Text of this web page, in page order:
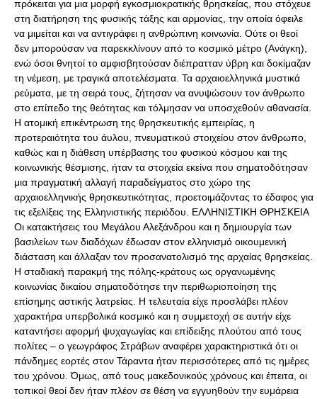
πρόκειται για μια μορφή εγκοσμιοκρατικής θρησκείας, που στόχευε
στη διατήρηση της φυσικής τάξης και αρμονίας, την οποία όφειλε
να μιμείται και να αντιγράφει η ανθρώπινη κοινωνία. Ούτε οι θεοί
δεν μπορούσαν να παρεκκλίνουν από το κοσμικό μέτρο (Ανάγκη),
ενώ όσοι θνητοί το αμφισβητούσαν διέπρατταν ύβρη και δοκίμαζαν
τη νέμεση, με τραγικά αποτελέσματα. Τα αρχαιοελληνικά μυστικά
ρεύματα, με τη σειρά τους, ζήτησαν να ανυψώσουν τον άνθρωπο
στο επίπεδο της θεότητας και τόλμησαν να υποσχεθούν αθανασία.
Η ατομική επικέντρωση της θρησκευτικής εμπειρίας, η
προτεραιότητα του άυλου, πνευματικού στοιχείου στον άνθρωπο,
καθώς και η διάθεση υπέρβασης του φυσικού κόσμου και της
κοινωνικής θέσμισης, ήταν τα στοιχεία εκείνα που σηματοδότησαν
μια πραγματική αλλαγή παραδείγματος στο χώρο της
αρχαιοελληνικής θρησκευτικότητας, προετοιμάζοντας το έδαφος για
τις εξελίξεις της Ελληνιστικής περιόδου. ΕΛΛΗΝΙΣΤΙΚΗ ΘΡΗΣΚΕΙΑ
Οι κατακτήσεις του Μεγάλου Αλεξάνδρου και η δημιουργία των
βασιλείων των διαδόχων έδωσαν στον ελληνισμό οικουμενική
διάσταση και άλλαξαν τον προσανατολισμό της αρχαίας θρησκείας.
Η σταδιακή παρακμή της πόλης-κράτους ως οργανωμένης
κοινωνίας δικαίου σηματοδότησε την περιθωριοποίηση της
επίσημης αστικής λατρείας. Η τελευταία είχε προσλάβει πλέον
χαρακτήρα υπερβολικά κοσμικό και η συμμετοχή σε αυτήν είχε
καταντήσει αφορμή ψυχαγωγίας και επίδειξης πλούτου από τους
πολίτες – ο γεωγράφος Στράβων αναφέρει χαρακτηριστικά ότι οι
πάνδημες εορτές στον Τάραντα ήταν περισσότερες από τις ημέρες
του χρόνου. Όμως, από τους μακεδονικούς χρόνους και έπειτα, οι
τοπικοί θεοί δεν ήταν πλέον σε θέση να εγγυηθούν την ευμάρεια